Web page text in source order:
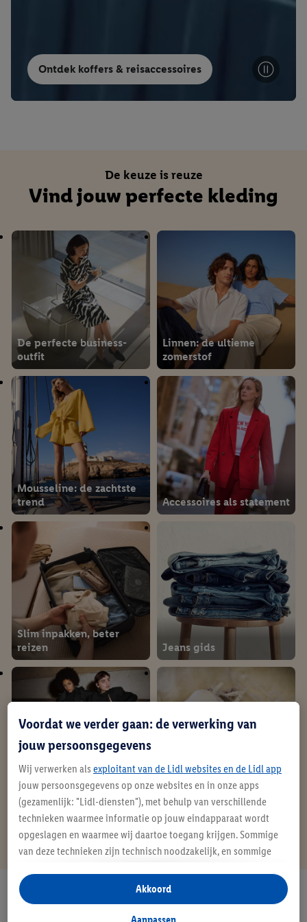
Ontdek koffers & reisaccessoires
De keuze is reuze
Vind jouw perfecte kleding
De perfecte business-
outfit
Linnen: de ultieme
zomerstof
Mousseline: de zachtste
trend
Accessoires als statement
Slim inpakken, beter
reizen
Jeans gids
Gids voor panty's BH-gids
Meer ontdekken
Ben je op zoek naar iets anders?
We hebben alles in huis
Voordat we verder gaan: de verwerking van
jouw persoonsgegevens
Wij verwerken als exploitant van de Lidl websites en de Lidl app
jouw persoonsgegevens op onze websites en in onze apps
(gezamenlijk: "Lidl-diensten"), met behulp van verschillende
technieken waarmee informatie op jouw eindapparaat wordt
opgeslagen en waarmee wij daartoe toegang krijgen. Sommige
van deze technieken zijn technisch noodzakelijk, en sommige
opslaan van voorkeursinstellingen, het verzamelen en
analyseren van statistieken of voor het tonen van
gepersonaliseerde reclame binnen en buiten de Lidl-diensten.
Aanpassen
Akkoord